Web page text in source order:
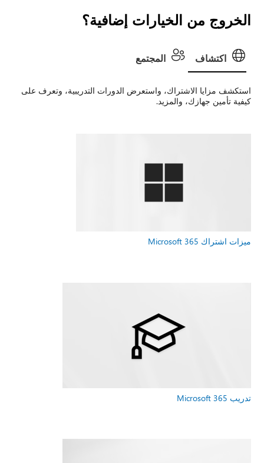
الخروج من الخيارات إضافية؟
اكتشاف المجتمع
استكشف مزايا الاشتراك، واستعرض الدورات التدريبية، وتعرف على
كيفية تأمين جهازك، والمزيد.
ميزات اشتراك Microsoft 365
تدريب Microsoft 365